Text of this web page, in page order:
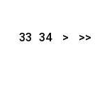
33 34 > >>